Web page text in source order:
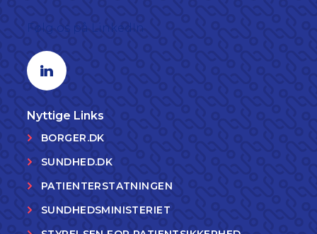
Linkedin profil
Nyttige Links
BORGER.DK
SUNDHED.DK
PATIENTERSTATNINGEN
SUNDHEDSMINISTERIET